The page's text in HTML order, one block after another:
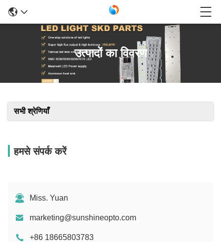
उत्पादों का विवरण
सभी श्रेणियाँ
हमसे संपर्क करें
Miss. Yuan
marketing@sunshineopto.com
+86 18665803783